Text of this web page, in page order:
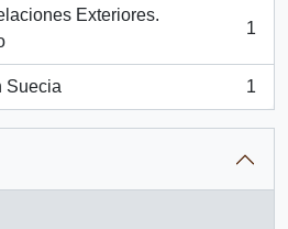
Exteriores.
1
Suecia 1